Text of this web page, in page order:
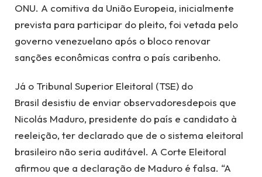
ONU. A comitiva da União Europeia, inicialmente
prevista para participar do pleito, foi vetada pelo
governo venezuelano após o bloco renovar
sanções econômicas contra o país caribenho.
Já o Tribunal Superior Eleitoral (TSE) do
Brasil desistiu de enviar observadoresdepois que
Nicolás Maduro, presidente do país e candidato à
reeleição, ter declarado que de o sistema eleitoral
brasileiro não seria auditável. A Corte Eleitoral
afirmou que a declaração de Maduro é falsa. “A